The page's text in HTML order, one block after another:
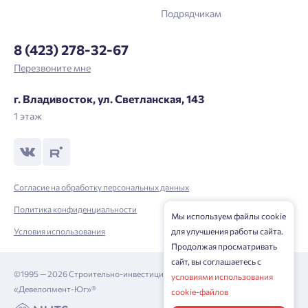
Подрядчикам
8 (423) 278-32-67
Перезвоните мне
г. Владивосток, ул. Светланская, 143
1 этаж
Согласие на обработку персональных данных
Политика конфиденциальности
Условия использования
©1995 — 2026 Строительно-инвестиционная корпорация
«Девелопмент-Юг»®
Мы используем файлы cookie
для улучшения работы сайта.
Продолжая просматривать
сайт, вы соглашаетесь с
условиями использования
cookie-файлов
Нажимая кнопку «Отправить», вы даёте согласие на обработку
персональных данных.
Отправить